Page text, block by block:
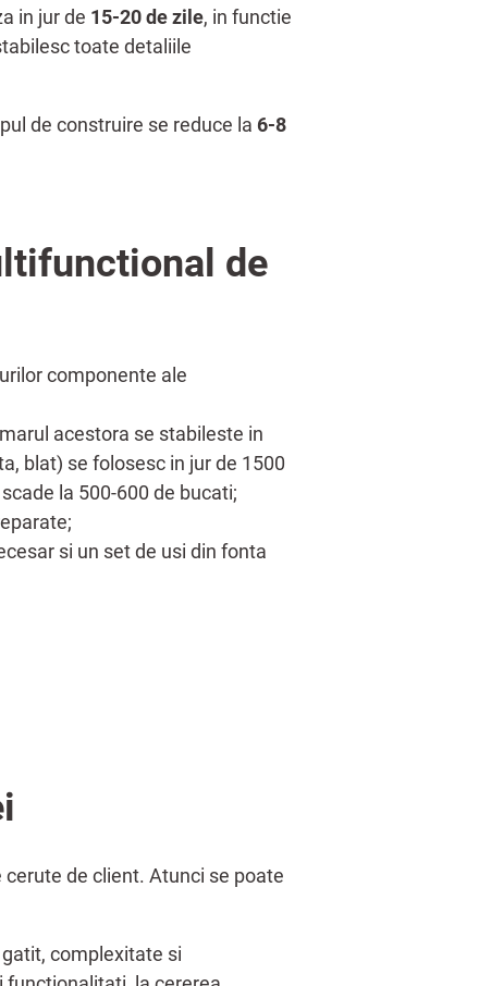
in jur de 15-20 de zile, in functie
toate detaliile
de construire se reduce la 6-8
de
componente ale
acestora se stabileste in
blat) se folosesc in jur de 1500
la 500-600 de bucati;
si un set de usi din fonta
de client. Atunci se poate
complexitate si